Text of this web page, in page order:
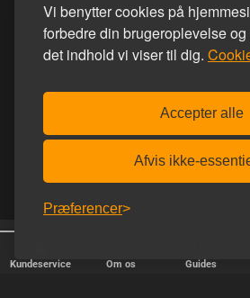
Vi benytter cookies på
forbedre din brugeroplevelse
det indhold vi viser til dig.
Accepter alle
Afvis ikke-
Præferencer
Kundeservice Om os Guides